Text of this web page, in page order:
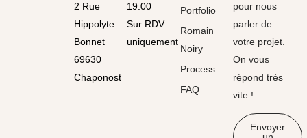
2 Rue
Hippolyte
Bonnet
69630
Chaponost
19:00
Sur RDV
uniquement
Portfolio
Romain
Noiry
Process
FAQ
pour nous
parler de
votre projet.
On vous
répond très
vite !
Envoyer